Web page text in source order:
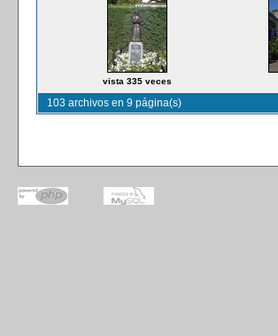
vista 335 veces
103 archivos en 9 página(s)